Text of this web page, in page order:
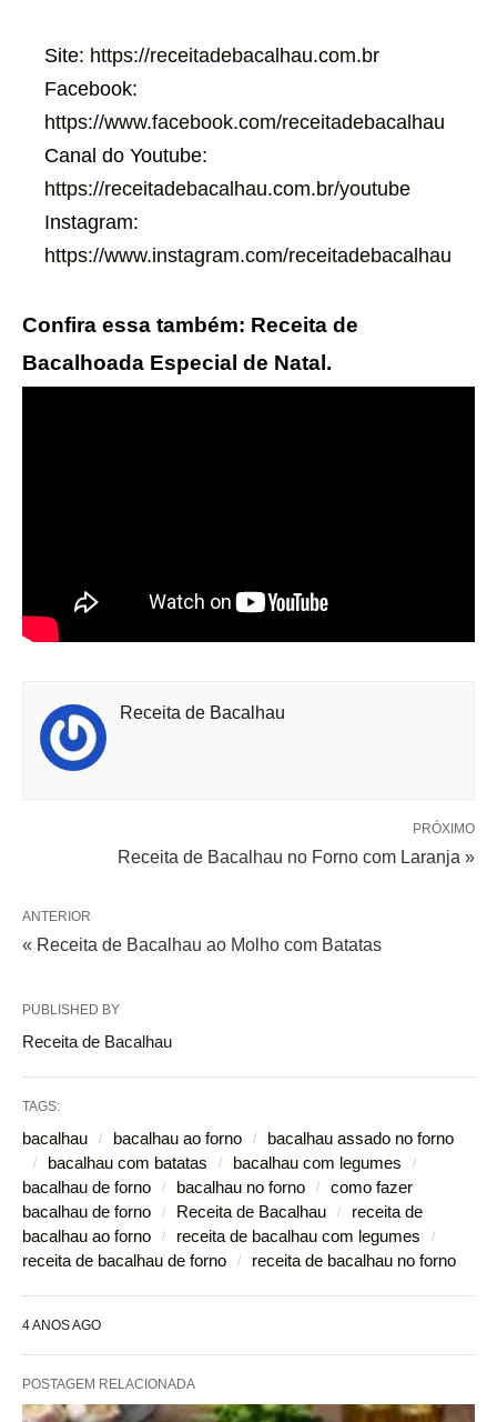
Site: https://receitadebacalhau.com.br
Facebook:
https://www.facebook.com/receitadebacalhau
Canal do Youtube:
https://receitadebacalhau.com.br/youtube
Instagram:
https://www.instagram.com/receitadebacalhau
Confira essa também: Receita de
Bacalhoada Especial de Natal.
Receita de Bacalhau
PRÓXIMO
Receita de Bacalhau no Forno com Laranja »
ANTERIOR
« Receita de Bacalhau ao Molho com Batatas
PUBLISHED BY
Receita de Bacalhau
TAGS:
bacalhau bacalhau ao forno
bacalhau assado no forno
bacalhau com batatas
bacalhau com legumes
bacalhau de forno
bacalhau no forno
como fazer
bacalhau de forno
Receita de Bacalhau
receita de
bacalhau ao forno
receita de bacalhau com legumes
receita de bacalhau de forno
receita de bacalhau no forno
4 ANOS AGO
POSTAGEM RELACIONADA